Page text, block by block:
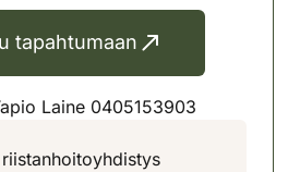
tapahtumaan
Laine 0405153903
riistanhoitoyhdistys